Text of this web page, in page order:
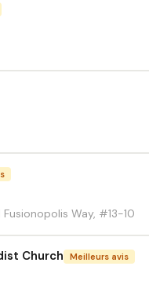
Way, #13-10
Church Meilleurs avis